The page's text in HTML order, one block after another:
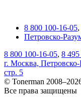
8 800 100-16-05,
Петровско-
8 800 100-16-05, 8
г. Москва,
стр. 5
© Tonerman
Все права защищены